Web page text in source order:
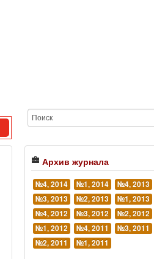
Архив журнала
№4, 2014 №1, 2014
№4, 2013
№3, 2013
№2, 2013
№1, 2013
№4, 2012
№3, 2012
№2, 2012
№1, 2012
№4, 2011
№3, 2011
№2, 2011
№1, 2011